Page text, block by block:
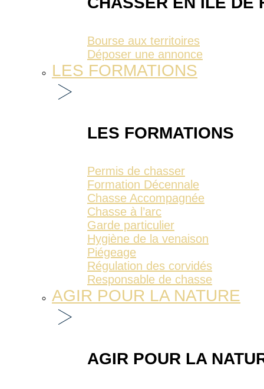
Bourse aux territoires
Déposer une annonce
LES FORMATIONS
LES FORMATIONS
Permis de chasser
Formation Décennale
Chasse Accompagnée
Chasse à l’arc
Garde particulier
Hygiène de la venaison
Piégeage
Régulation des corvidés
Responsable de chasse
AGIR POUR LA NATURE
AGIR POUR LA